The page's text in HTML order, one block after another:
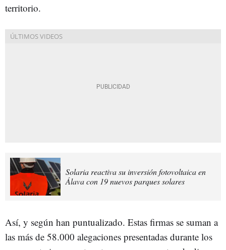
territorio.
Solaria reactiva su inversión fotovoltaica en
Álava con 19 nuevos parques solares
Así, y según han puntualizado. Estas firmas se suman a
las más de 58.000 alegaciones presentadas durante los